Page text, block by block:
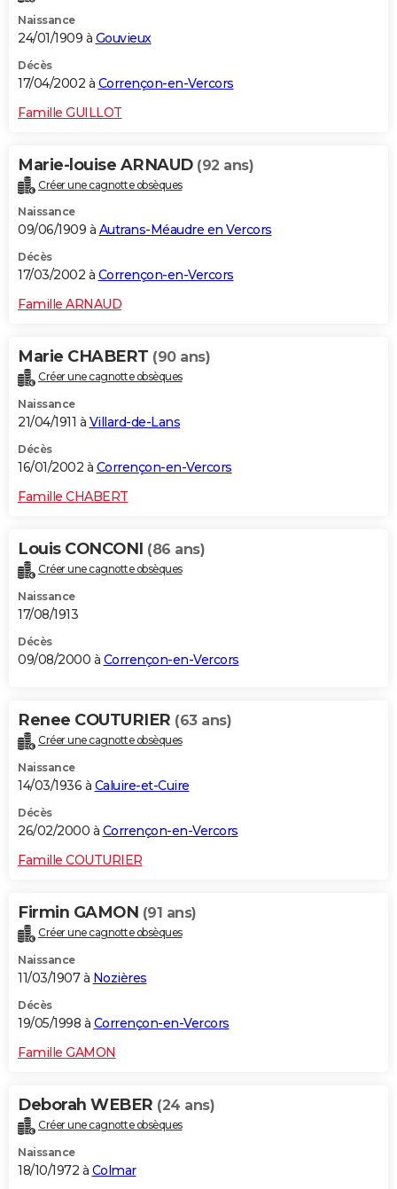
Naissance
24/01/1909 à Gouvieux
Décès
17/04/2002 à Corrençon-en-Vercors
Famille GUILLOT
Marie-louise ARNAUD (92 ans)
Créer une cagnotte obsèques
Naissance
09/06/1909 à Autrans-Méaudre en Vercors
Décès
17/03/2002 à Corrençon-en-Vercors
Famille ARNAUD
Marie CHABERT (90 ans)
Créer une cagnotte obsèques
Naissance
21/04/1911 à Villard-de-Lans
Décès
16/01/2002 à Corrençon-en-Vercors
Famille CHABERT
Louis CONCONI (86 ans)
Créer une cagnotte obsèques
Naissance
17/08/1913
Décès
09/08/2000 à Corrençon-en-Vercors
Renee COUTURIER (63 ans)
Créer une cagnotte obsèques
Naissance
14/03/1936 à Caluire-et-Cuire
Décès
26/02/2000 à Corrençon-en-Vercors
Famille COUTURIER
Firmin GAMON (91 ans)
Créer une cagnotte obsèques
Naissance
11/03/1907 à Nozières
Décès
19/05/1998 à Corrençon-en-Vercors
Famille GAMON
Deborah WEBER (24 ans)
Créer une cagnotte obsèques
Naissance
18/10/1972 à Colmar